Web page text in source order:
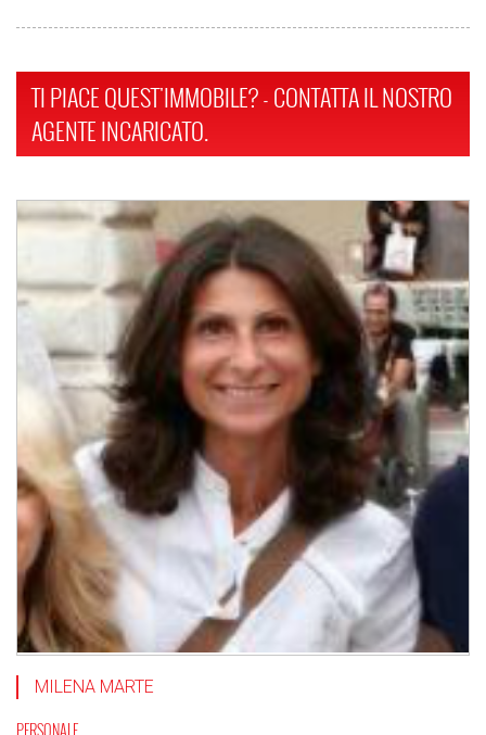
TI PIACE QUEST'IMMOBILE? - CONTATTA IL NOSTRO
AGENTE INCARICATO.
MILENA MARTE